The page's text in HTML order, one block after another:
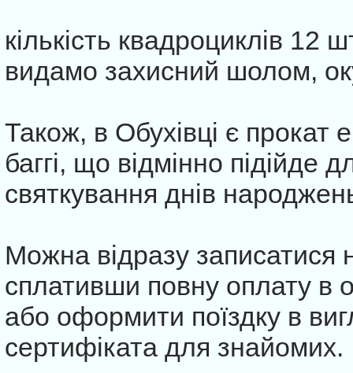
кількість квадроциклів 12
видамо захисний шолом,
Також, в Обухівці є прокат
баггі, що відмінно підійде
святкування днів
Можна відразу записатися
сплативши повну оплату в
або оформити поїздку в
сертифіката для знайомих.